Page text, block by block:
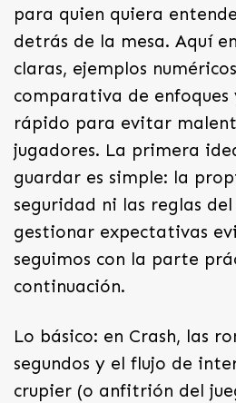
para quien quiera
detrás de la mesa. Aquí
claras, ejemplos
comparativa de enfoques
rápido para evitar
jugadores. La primera
guardar es simple: la
seguridad ni las reglas
gestionar expectativas
seguimos con la parte
continuación.
Lo básico: en Crash, las
segundos y el flujo de
crupier (o anfitrión del